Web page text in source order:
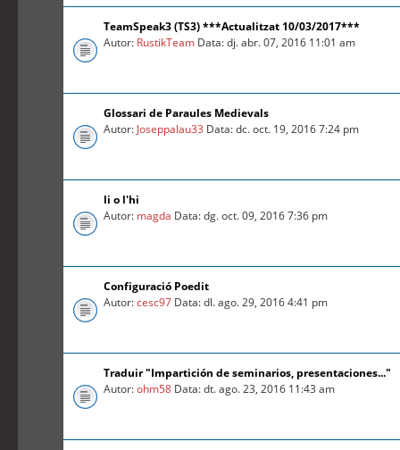
TeamSpeak3 (TS3) ***Actualitzat 10/03/2017***
Autor: RustikTeam Data: dj. abr. 07, 2016 11:01 am
Glossari de Paraules Medievals
Autor: Joseppalau33 Data: dc. oct. 19, 2016 7:24 pm
li o l'hi
Autor: magda Data: dg. oct. 09, 2016 7:36 pm
Configuració Poedit
Autor:cesc97 Data: dl. ago. 29, 2016 4:41 pm
Traduir "Impartición de seminarios, presentaciones..."
Autor:ohm58 Data: dt. ago. 23, 2016 11:43 am